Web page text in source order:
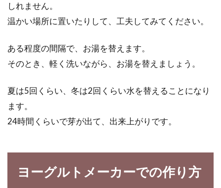
しれません。
温かい場所に置いたりして、工夫してみてください。
ある程度の間隔で、お湯を替えます。
そのとき、軽く洗いながら、お湯を替えましょう。
夏は5回くらい、冬は2回くらい水を替えることになり
ます。
24時間くらいで芽が出て、出来上がりです。
ヨーグルトメーカーでの作り方